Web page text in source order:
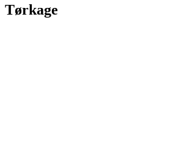
Tørkage